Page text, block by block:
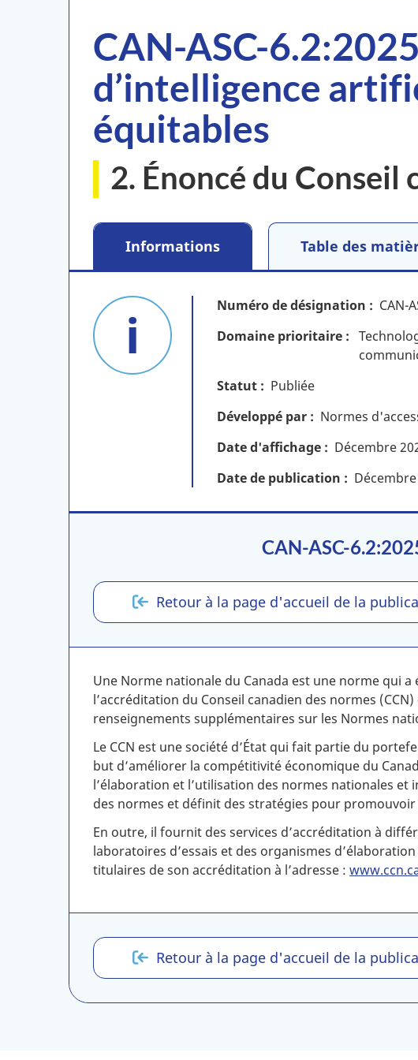
CAN-ASC-
d’intelligence
équitables
2. Énoncé du Conseil
Informations Table des
Numéro de désignation
CAN-
Domaine prioritaire
Statut
Publiée
Développé par
Normes
Date d'affichage
Décembre
Date de publication
Décembre
CAN-ASC-
Retour à la page d'accueil de la
Une Norme nationale du Canada est une norme qui
l’accréditation du Conseil canadien des normes
renseignements supplémentaires sur les Normes
Le CCN est une société d’État qui fait partie du
but d’améliorer la compétitivité économique du
l’élaboration et l’utilisation des normes nationales et
des normes et définit des stratégies pour
En outre, il fournit des services d’accréditation à
laboratoires d’essais et des organismes
titulaires de son accréditation à l’adresse :
C
A
-
Retour à la page d'accueil de la